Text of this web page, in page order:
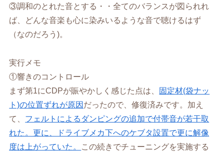
③調和のとれた音とする・・全てのバランスが図られれ
ば、どんな音楽も心に染みいるような音で聴けるはず
（なのだろう)。
実行メモ
①響きのコントロール
まず第1にCDPが賑やかしく感じた点は、
固定材(袋ナッ
ト)の位置ずれが原因 だったので、修復済みです。加え
て、 フェルトによるダンピングの追加で付帯音が若干取
れた。更に、ドライブメカ下へのケブタ設置で更に解像
度は上がっていた。
この続きでチューニングを実施する